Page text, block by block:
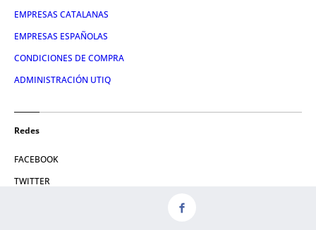
EMPRESAS CATALANAS
EMPRESAS ESPAÑOLAS
CONDICIONES DE COMPRA
ADMINISTRACIÓN UTIQ
Redes
FACEBOOK
TWITTER